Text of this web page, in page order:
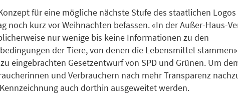
für eine mögliche nächste Stufe des staatlichen
noch kurz vor Weihnachten befassen. «In der Außer-Haus-
nur wenige bis keine Informationen zu den
der Tiere, von denen die Lebensmittel
eingebrachten Gesetzentwurf von SPD und Grünen. Um
und Verbrauchern nach mehr Transparenz
auch dorthin ausgeweitet werden.